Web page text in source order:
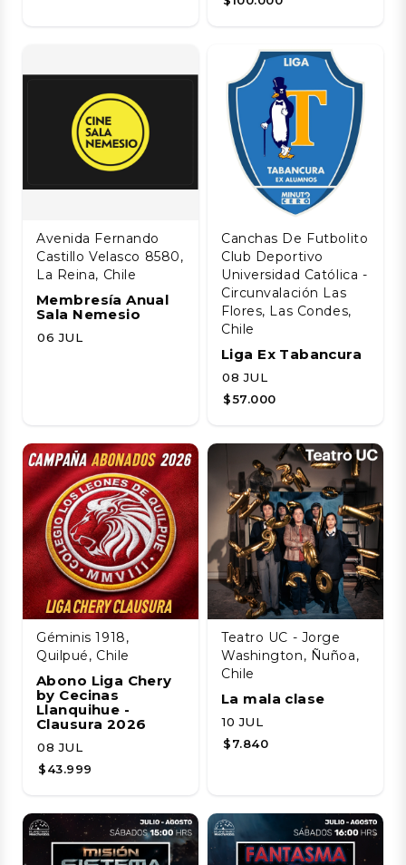
Avenida Fernando
Castillo Velasco 8580,
La Reina, Chile
Membresía Anual
Sala Nemesio
06 JUL
Canchas De Futbolito
Club Deportivo
Universidad Católica -
Circunvalación Las
Flores, Las Condes,
Chile
Liga Ex Tabancura
08 JUL
$57.000
Géminis 1918,
Quilpué, Chile
Abono Liga Chery
by Cecinas
Llanquihue -
Clausura 2026
08 JUL
$43.999
Teatro UC - Jorge
Washington, Ñuñoa,
Chile
La mala clase
10 JUL
$7.840